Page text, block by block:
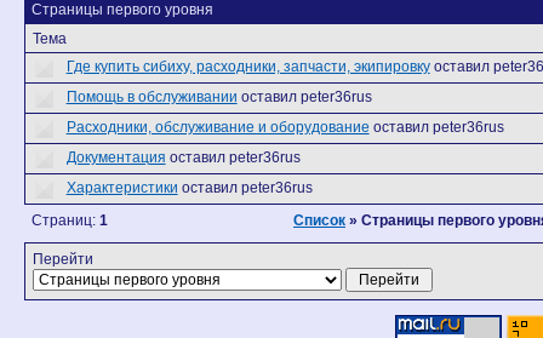
Страницы первого уровня
Тема
Где купить сибиху, расходники, запчасти, экипировку оставил
Помощь в обслуживании оставил peter36rus
Расходники, обслуживание и оборудование оставил peter36rus
Документация оставил peter36rus
Характеристики оставил peter36rus
Страниц: 1 Список » Страницы первого
Перейти